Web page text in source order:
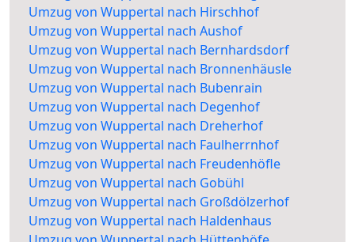
Umzug von Wuppertal nach Hirschhof
Umzug von Wuppertal nach Aushof
Umzug von Wuppertal nach Bernhardsdorf
Umzug von Wuppertal nach Bronnenhäusle
Umzug von Wuppertal nach Bubenrain
Umzug von Wuppertal nach Degenhof
Umzug von Wuppertal nach Dreherhof
Umzug von Wuppertal nach Faulherrnhof
Umzug von Wuppertal nach Freudenhöfle
Umzug von Wuppertal nach Gobühl
Umzug von Wuppertal nach Großdölzerhof
Umzug von Wuppertal nach Haldenhaus